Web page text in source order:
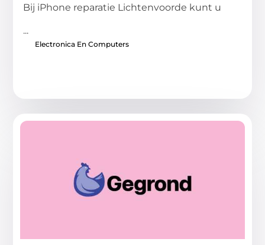
Bij iPhone reparatie Lichtenvoorde kunt u
...
Electronica En Computers